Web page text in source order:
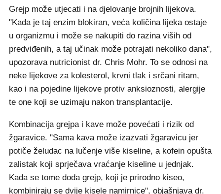
Grejp može utjecati i na djelovanje brojnih lijekova.
"Kada je taj enzim blokiran, veća količina lijeka ostaje
u organizmu i može se nakupiti do razina viših od
predviđenih, a taj učinak može potrajati nekoliko dana",
upozorava nutricionist dr. Chris Mohr. To se odnosi na
neke lijekove za kolesterol, krvni tlak i srčani ritam,
kao i na pojedine lijekove protiv anksioznosti, alergije
te one koji se uzimaju nakon transplantacije.
Kombinacija grejpa i kave može povećati i rizik od
žgaravice. "Sama kava može izazvati žgaravicu jer
potiče želudac na lučenje više kiseline, a kofein opušta
zalistak koji sprječava vraćanje kiseline u jednjak.
Kada se tome doda grejp, koji je prirodno kiseo,
kombiniraju se dvije kisele namirnice", objašnjava dr.